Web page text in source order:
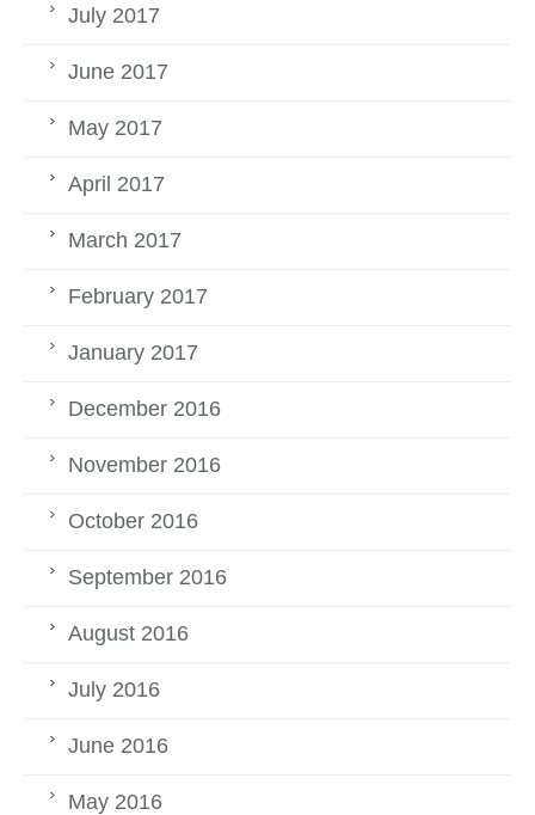
July 2017
June 2017
May 2017
April 2017
March 2017
February 2017
January 2017
December 2016
November 2016
October 2016
September 2016
August 2016
July 2016
June 2016
May 2016